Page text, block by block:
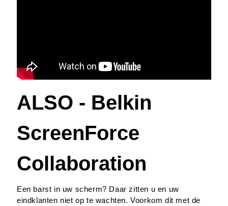
ALSO - Belkin
ScreenForce
Collaboration
Een barst in uw scherm? Daar zitten u en uw
eindklanten niet op te wachten. Voorkom dit met de